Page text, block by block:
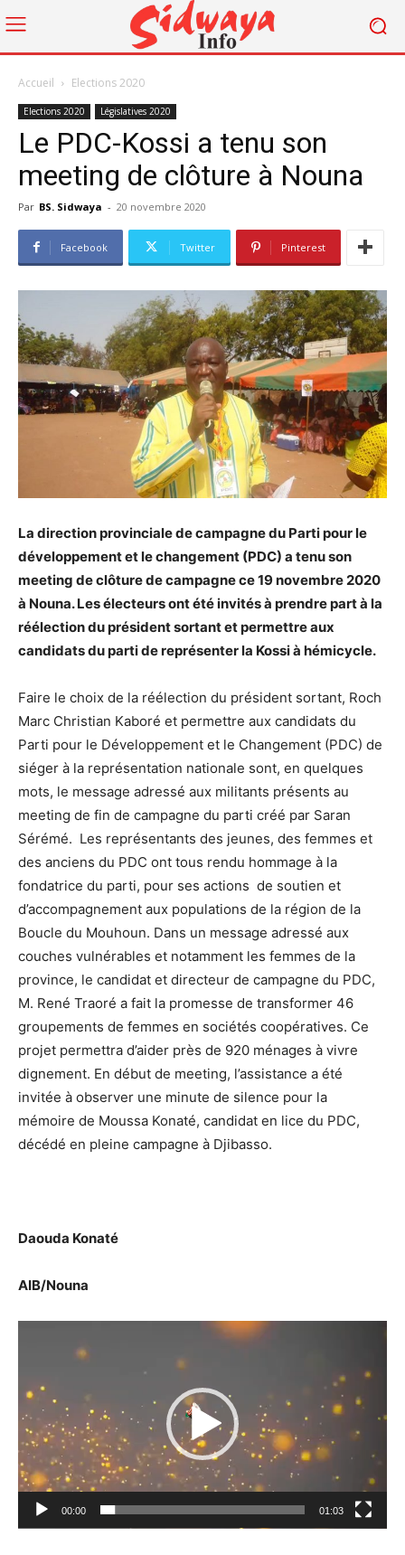
Accueil Elections 2020
Elections 2020 Législatives 2020
Le PDC-Kossi a tenu son
meeting de clôture à Nouna
Par BS. Sidwaya - 20 novembre 2020
Facebook Twitter Pinterest
La direction provinciale de campagne du Parti pour le
développement et le changement (PDC) a tenu son
meeting de clôture de campagne ce 19 novembre 2020
à Nouna. Les électeurs ont été invités à prendre part à la
réélection du président sortant et permettre aux
candidats du parti de représenter la Kossi à hémicycle.
Faire le choix de la réélection du président sortant, Roch
Marc Christian Kaboré et permettre aux candidats du
Parti pour le Développement et le Changement (PDC) de
siéger à la représentation nationale sont, en quelques
mots, le message adressé aux militants présents au
meeting de fin de campagne du parti créé par Saran
Sérémé. Les représentants des jeunes, des femmes et
des anciens du PDC ont tous rendu hommage à la
fondatrice du parti, pour ses actions de soutien et
d’accompagnement aux populations de la région de la
Boucle du Mouhoun. Dans un message adressé aux
couches vulnérables et notamment les femmes de la
province, le candidat et directeur de campagne du PDC,
M. René Traoré a fait la promesse de transformer 46
groupements de femmes en sociétés coopératives. Ce
projet permettra d’aider près de 920 ménages à vivre
dignement. En début de meeting, l’assistance a été
invitée à observer une minute de silence pour la
mémoire de Moussa Konaté, candidat en lice du PDC,
décédé en pleine campagne à Djibasso.
Daouda Konaté
AIB/Nouna
Lecteur
00:00 01:03